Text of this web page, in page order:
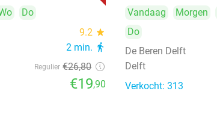
Do
9.2 star
2 min. directions_walk
Regulier €26,80
€19,90
Vandaag Morgen
Do
De Beren Delft
Delft
Verkocht: 313